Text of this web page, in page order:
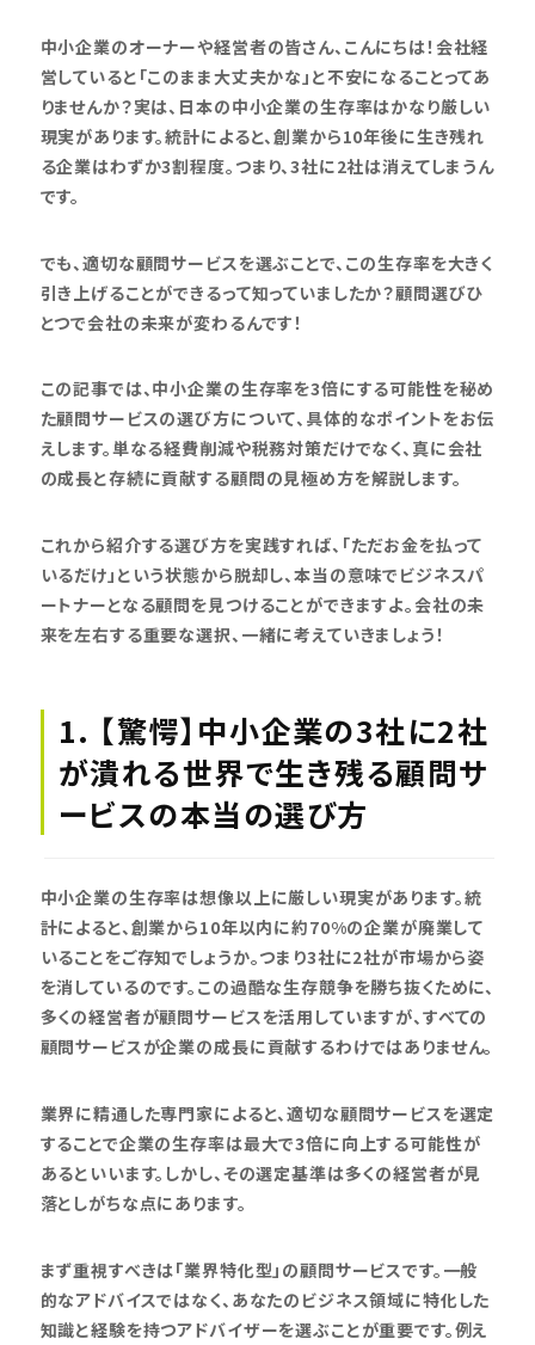
中小企業のオーナーや経営者の皆さん、こんにちは！会社経
営していると「このまま大丈夫かな」と不安になることってあ
りませんか？実は、日本の中小企業の生存率はかなり厳しい
現実があります。統計によると、創業から10年後に生き残れ
る企業はわずか3割程度。つまり、3社に2社は消えてしまうん
です。
でも、適切な顧問サービスを選ぶことで、この生存率を大きく
引き上げることができるって知っていましたか？顧問選びひ
とつで会社の未来が変わるんです！
この記事では、中小企業の生存率を3倍にする可能性を秘め
た顧問サービスの選び方について、具体的なポイントをお伝
えします。単なる経費削減や税務対策だけでなく、真に会社
の成長と存続に貢献する顧問の見極め方を解説します。
これから紹介する選び方を実践すれば、「ただお金を払って
いるだけ」という状態から脱却し、本当の意味でビジネスパ
ートナーとなる顧問を見つけることができますよ。会社の未
来を左右する重要な選択、一緒に考えていきましょう！
1. 【驚愕】中小企業の3社に2社
が潰れる世界で生き残る顧問サ
ービスの本当の選び方
中小企業の生存率は想像以上に厳しい現実があります。統
計によると、創業から10年以内に約70%の企業が廃業して
いることをご存知でしょうか。つまり3社に2社が市場から姿
を消しているのです。この過酷な生存競争を勝ち抜くために、
多くの経営者が顧問サービスを活用していますが、すべての
顧問サービスが企業の成長に貢献するわけではありません。
業界に精通した専門家によると、適切な顧問サービスを選定
することで企業の生存率は最大で3倍に向上する可能性が
あるといいます。しかし、その選定基準は多くの経営者が見
落としがちな点にあります。
まず重視すべきは「業界特化型」の顧問サービスです。一般
的なアドバイスではなく、あなたのビジネス領域に特化した
知識と経験を持つアドバイザーを選ぶことが重要です。例え